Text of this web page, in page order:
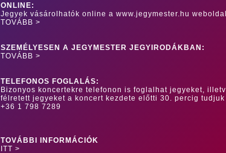
ONLINE:
Jegyek vásárolhatók online a www.jegymester.hu
TOVÁBB >
SZEMÉLYESEN A JEGYMESTER JEGYIRODÁKBAN:
TOVÁBB >
TELEFONOS FOGLALÁS:
Bizonyos koncertekre telefonon is foglalhat jegyeket,
félretett jegyeket a koncert kezdete előtti 30. percig
+36 1 798 7289
TOVÁBBI INFORMÁCIÓK
ITT >